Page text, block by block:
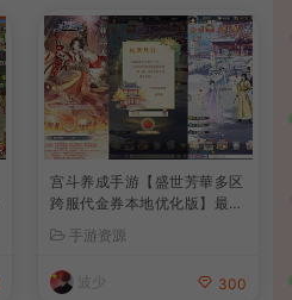
宫斗养成手游【盛世芳華多区
跨服代金券本地优化版】最新
整理单机一键即玩端+Linux
手工服务端+CDK授权后台
+安卓+详细搭建教程
手游资源
波少 300